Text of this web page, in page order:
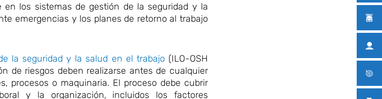
los sistemas de gestión de la seguridad y la
emergencias y los planes de retorno al trabajo
la seguridad y la salud en el trabajo (ILO-OSH
de riesgos deben realizarse antes de cualquier
procesos o maquinaria. El proceso debe cubrir
y la organización, incluidos los factores